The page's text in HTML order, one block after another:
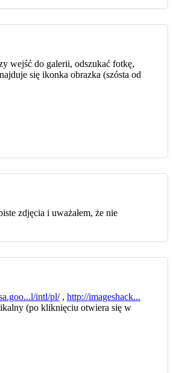
wejść do galerii, odszukać fotkę,
się ikonka obrazka (szósta od
zdjęcia i uważałem, że nie
intl/pl/, http://imageshack...
(po kliknięciu otwiera się w